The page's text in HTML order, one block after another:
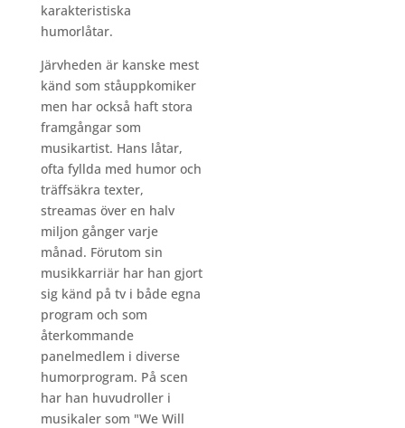
karakteristiska
humorlåtar.
Järvheden är kanske mest
känd som ståuppkomiker
men har också haft stora
framgångar som
musikartist. Hans låtar,
ofta fyllda med humor och
träffsäkra texter,
streamas över en halv
miljon gånger varje
månad. Förutom sin
musikkarriär har han gjort
sig känd på tv i både egna
program och som
återkommande
panelmedlem i diverse
humorprogram. På scen
har han huvudroller i
musikaler som "We Will